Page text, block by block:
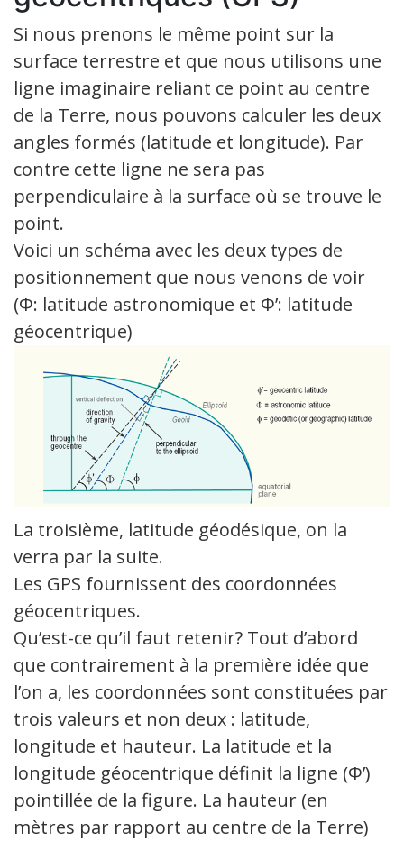
Si nous prenons le même point sur la
surface terrestre et que nous utilisons une
ligne imaginaire reliant ce point au centre
de la Terre, nous pouvons calculer les deux
angles formés (latitude et longitude). Par
contre cette ligne ne sera pas
perpendiculaire à la surface où se trouve le
point.
Voici un schéma avec les deux types de
positionnement que nous venons de voir
(Φ: latitude astronomique et Φ’: latitude
géocentrique)
La troisième, latitude géodésique, on la
verra par la suite.
Les GPS fournissent des coordonnées
géocentriques.
Qu’est-ce qu’il faut retenir? Tout d’abord
que contrairement à la première idée que
l’on a, les coordonnées sont constituées par
trois valeurs et non deux : latitude,
longitude et hauteur. La latitude et la
longitude géocentrique définit la ligne (Φ’)
pointillée de la figure. La hauteur (en
mètres par rapport au centre de la Terre)